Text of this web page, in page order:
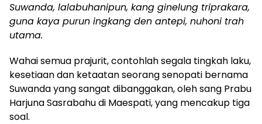
Suwanda, lalabuhanipun, kang ginelung triprakara,
guna kaya purun ingkang den antepi, nuhoni trah
utama.
Wahai semua prajurit, contohlah segala tingkah laku,
kesetiaan dan ketaatan seorang senopati bernama
Suwanda yang sangat dibanggakan, oleh sang Prabu
Harjuna Sasrabahu di Maespati, yang mencakup tiga
soal.